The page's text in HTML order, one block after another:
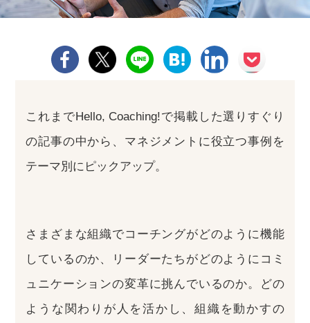
これまでHello, Coaching!で掲載した選りすぐり
の記事の中から、マネジメントに役立つ事例を
テーマ別にピックアップ。
さまざまな組織でコーチングがどのように機能
しているのか、リーダーたちがどのようにコミ
ュニケーションの変革に挑んでいるのか。どの
ような関わりが人を活かし、組織を動かすの